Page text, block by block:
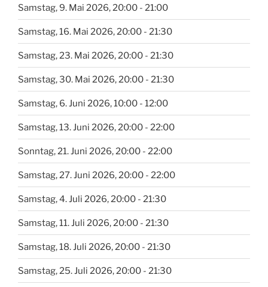
Samstag, 9. Mai 2026, 20:00 - 21:00
Samstag, 16. Mai 2026, 20:00 - 21:30
Samstag, 23. Mai 2026, 20:00 - 21:30
Samstag, 30. Mai 2026, 20:00 - 21:30
Samstag, 6. Juni 2026, 10:00 - 12:00
Samstag, 13. Juni 2026, 20:00 - 22:00
Sonntag, 21. Juni 2026, 20:00 - 22:00
Samstag, 27. Juni 2026, 20:00 - 22:00
Samstag, 4. Juli 2026, 20:00 - 21:30
Samstag, 11. Juli 2026, 20:00 - 21:30
Samstag, 18. Juli 2026, 20:00 - 21:30
Samstag, 25. Juli 2026, 20:00 - 21:30